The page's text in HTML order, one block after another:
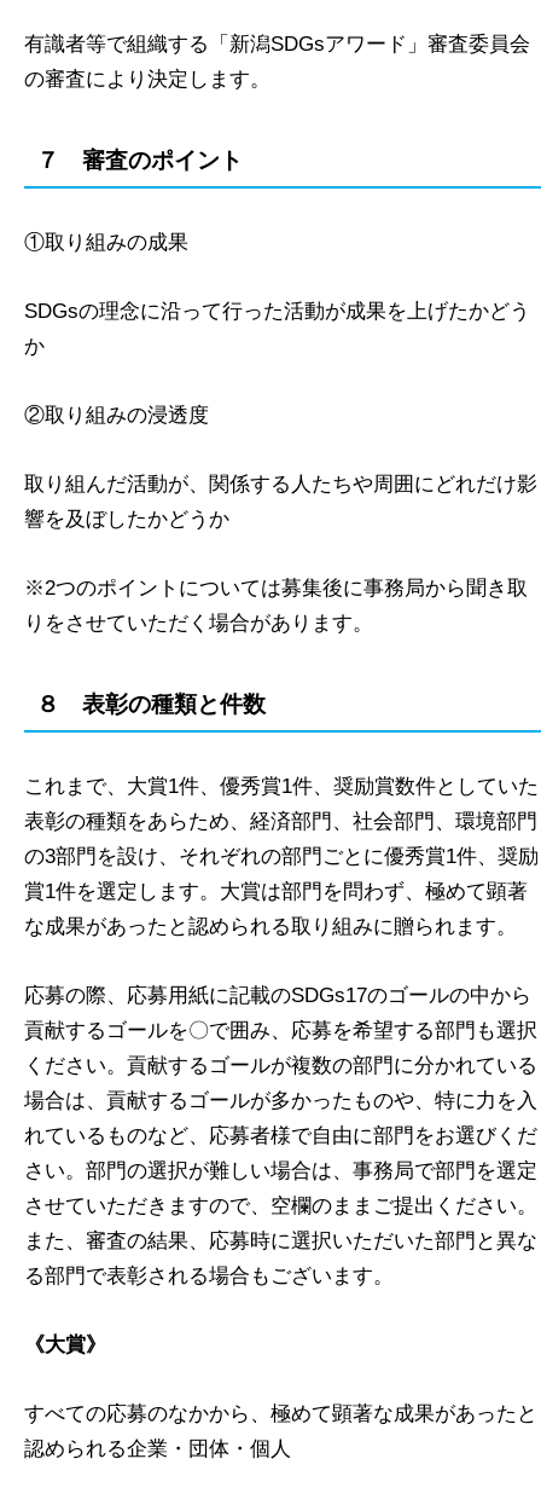
有識者等で組織する「新潟SDGsアワード」審査委員会
の審査により決定します。
７ 審査のポイント
①取り組みの成果
SDGsの理念に沿って行った活動が成果を上げたかどう
か
②取り組みの浸透度
取り組んだ活動が、関係する人たちや周囲にどれだけ影
響を及ぼしたかどうか
※2つのポイントについては募集後に事務局から聞き取
りをさせていただく場合があります。
８ 表彰の種類と件数
これまで、大賞1件、優秀賞1件、奨励賞数件としていた
表彰の種類をあらため、経済部門、社会部門、環境部門
の3部門を設け、それぞれの部門ごとに優秀賞1件、奨励
賞1件を選定します。大賞は部門を問わず、極めて顕著
な成果があったと認められる取り組みに贈られます。
応募の際、応募用紙に記載のSDGs17のゴールの中から
貢献するゴールを〇で囲み、応募を希望する部門も選択
ください。貢献するゴールが複数の部門に分かれている
場合は、貢献するゴールが多かったものや、特に力を入
れているものなど、応募者様で自由に部門をお選びくだ
さい。部門の選択が難しい場合は、事務局で部門を選定
させていただきますので、空欄のままご提出ください。
また、審査の結果、応募時に選択いただいた部門と異な
る部門で表彰される場合もございます。
《大賞》
すべての応募のなかから、極めて顕著な成果があったと
認められる企業・団体・個人